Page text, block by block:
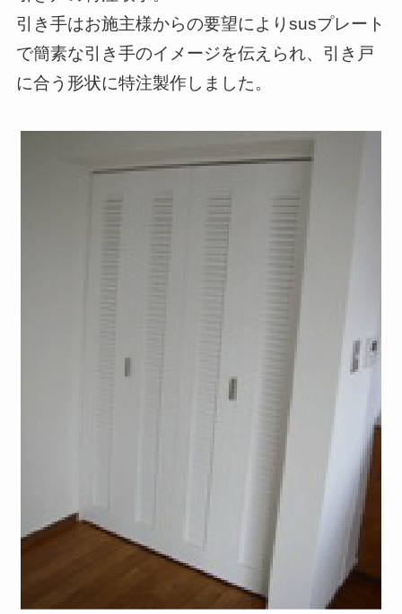
引き手はお施主様からの要望によりsusプレート
で簡素な引き手のイメージを伝えられ、引き戸
に合う形状に特注製作しました。